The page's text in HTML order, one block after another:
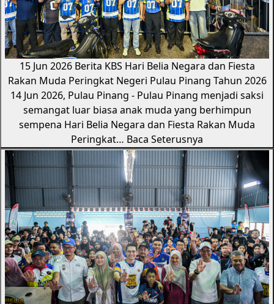
15 Jun 2026 Berita KBS Hari Belia Negara dan Fiesta
Rakan Muda Peringkat Negeri Pulau Pinang Tahun 2026
14 Jun 2026, Pulau Pinang - Pulau Pinang menjadi saksi
semangat luar biasa anak muda yang berhimpun
sempena Hari Belia Negara dan Fiesta Rakan Muda
Peringkat… Baca Seterusnya